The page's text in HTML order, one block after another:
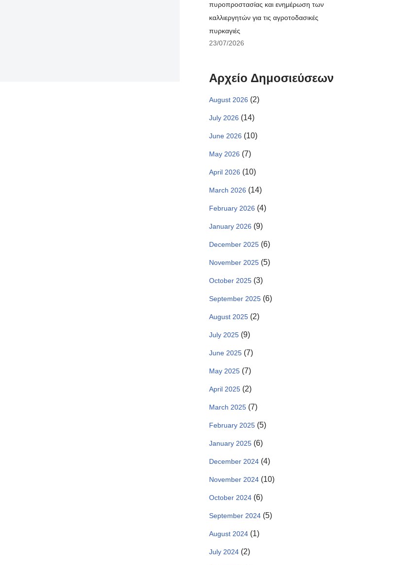
πυροπροστασίας και ενημέρωση των
καλλιεργητών για τις αγροτοδασικές
πυρκαγιές
23/07/2026
Αρχείο Δημοσιεύσεων
August 2026 (2)
July 2026 (14)
June 2026 (10)
May 2026 (7)
April 2026 (10)
March 2026 (14)
February 2026 (4)
January 2026 (9)
December 2025 (6)
November 2025 (5)
October 2025 (3)
September 2025 (6)
August 2025 (2)
July 2025 (9)
June 2025 (7)
May 2025 (7)
April 2025 (2)
March 2025 (7)
February 2025 (5)
January 2025 (6)
December 2024 (4)
November 2024 (10)
October 2024 (6)
September 2024 (5)
August 2024 (1)
July 2024 (2)